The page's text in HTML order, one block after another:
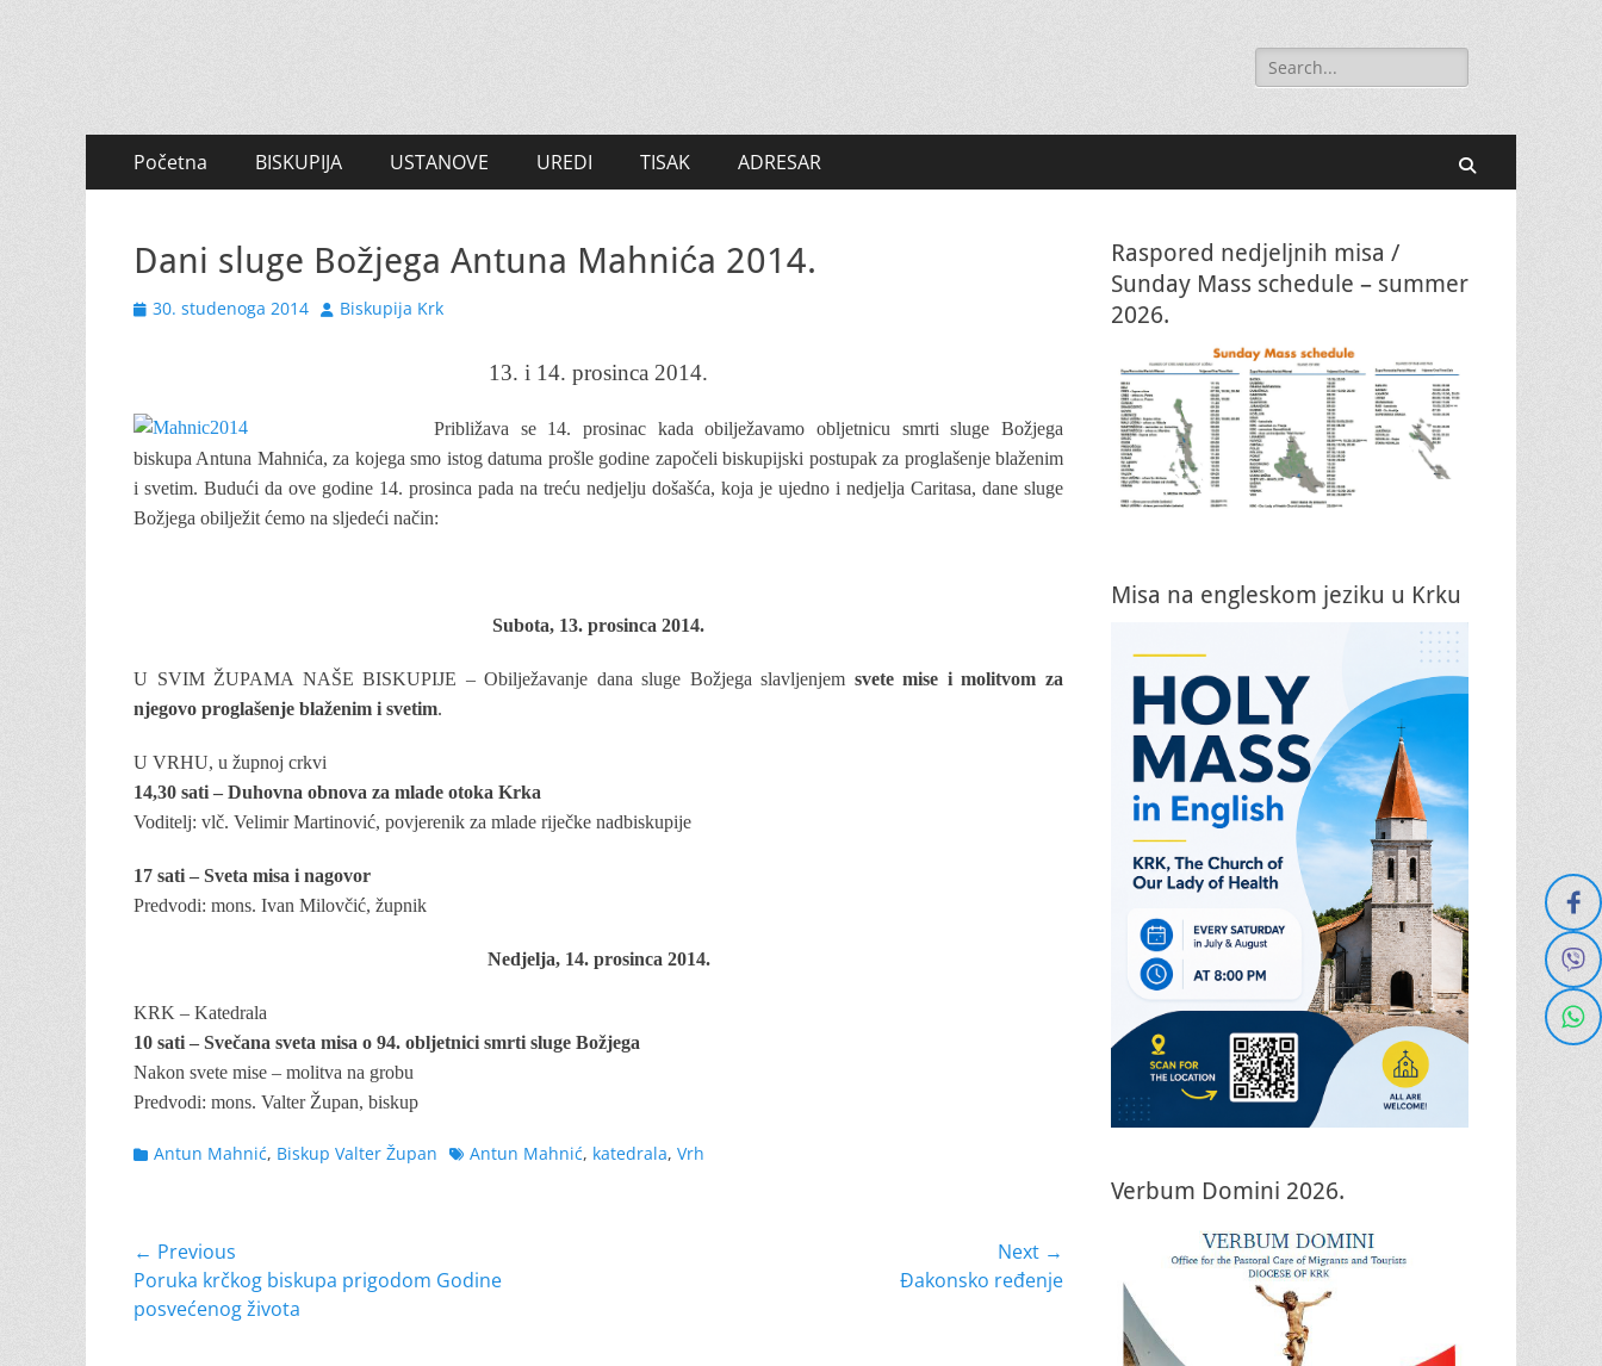
Search
for:
Primary
Menu
Početna BISKUPIJA USTANOVE UREDI TISAK ADRESAR
Dani sluge Božjega Antuna Mahnića 2014.
Posted
30. studenoga 2014 Author
Biskupija Krk
13. i 14. prosinca 2014.
Približava se 14. prosinac kada obilježavamo obljetnicu smrti sluge Božjega
biskupa Antuna Mahnića, za kojega smo istog datuma prošle godine započeli biskupijski postupak za proglašenje blaženim
i svetim. Budući da ove godine 14. prosinca pada na treću nedjelju došašća, koja je ujedno i nedjelja Caritasa, dane sluge
Božjega obilježit ćemo na sljedeći način:
Subota, 13. prosinca 2014.
U SVIM ŽUPAMA NAŠE BISKUPIJE – Obilježavanje dana sluge Božjega slavljenjem svete mise i molitvom za
njegovo proglašenje blaženim i svetim.
U VRHU, u župnoj crkvi
14,30 sati – Duhovna obnova za mlade otoka Krka
Voditelj: vlč. Velimir Martinović, povjerenik za mlade riječke nadbiskupije
17 sati – Sveta misa i nagovor
Predvodi: mons. Ivan Milovčić, župnik
Nedjelja, 14. prosinca 2014.
KRK – Katedrala
10 sati – Svečana sveta misa o 94. obljetnici smrti sluge Božjega
Nakon svete mise – molitva na grobu
Predvodi: mons. Valter Župan, biskup
Categories
Antun Mahnić, Biskup Valter Župan TagsAntun Mahnić, katedrala, Vrh
Navigacija
objava
← Previous
Previous
post:
Poruka krčkog biskupa prigodom Godine
posvećenog života
Next →
Đakonsko ređenje
Raspored nedjeljnih misa /
Sunday Mass schedule – summer
2026.
Misa na engleskom jeziku u Krku
Verbum Domini 2026.